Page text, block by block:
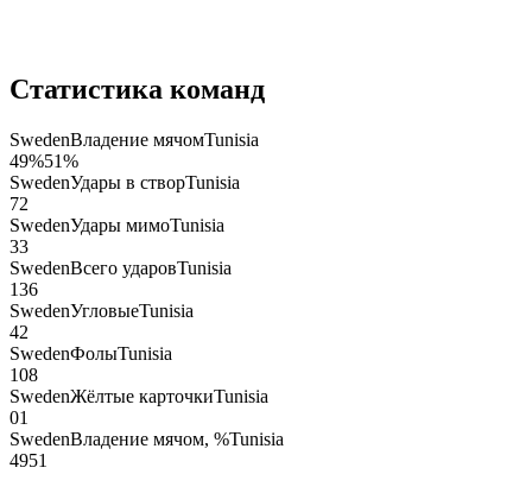
Статистика команд
SwedenВладение мячомTunisia
49%51%
SwedenУдары в створTunisia
72
SwedenУдары мимоTunisia
33
SwedenВсего ударовTunisia
136
SwedenУгловыеTunisia
42
SwedenФолыTunisia
108
SwedenЖёлтые карточкиTunisia
01
SwedenВладение мячом, %Tunisia
4951